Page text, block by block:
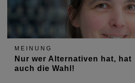
MEINUNG
Nur wer Alternativen hat, hat
auch die Wahl!